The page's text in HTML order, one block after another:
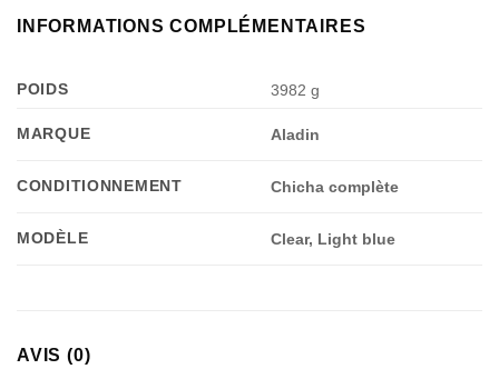
INFORMATIONS COMPLÉMENTAIRES
POIDS 3982 g
MARQUE Aladin
CONDITIONNEMENT Chicha complète
MODÈLE Clear, Light blue
AVIS (0)
Appliquer les filtres